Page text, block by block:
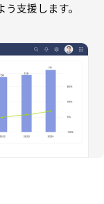
支援します。